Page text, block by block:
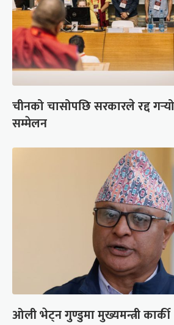
चीनको चासोपछि सरकारले रद्द
सम्मेलन
ओली भेट्न गुण्डुमा मुख्यमन्त्री कार्की